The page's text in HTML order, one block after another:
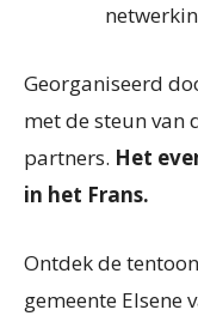
Georganiseerd
met de steun van
partners. Het
in het Frans.
Ontdek de
gemeente Elsene